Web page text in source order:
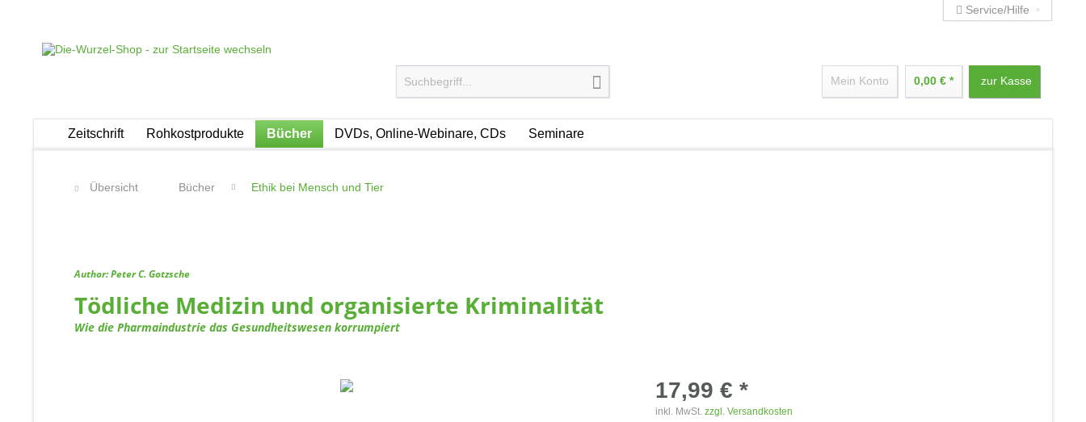
Service/Hilfe
Mein Konto 0,00 € * zur Kasse
Zeitschrift Rohkostprodukte Bücher DVDs, Online-Webinare, CDs Seminare
Übersicht Bücher Ethik bei Mensch und Tier
Author: Peter C. Gotzsche
Tödliche Medizin und organisierte Kriminalität
Wie die Pharmaindustrie das Gesundheitswesen korrumpiert
17,99 € *
inkl. MwSt.zzgl. Versandkosten